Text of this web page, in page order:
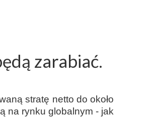
zarabiać.
stratę netto do około
na rynku globalnym - jak